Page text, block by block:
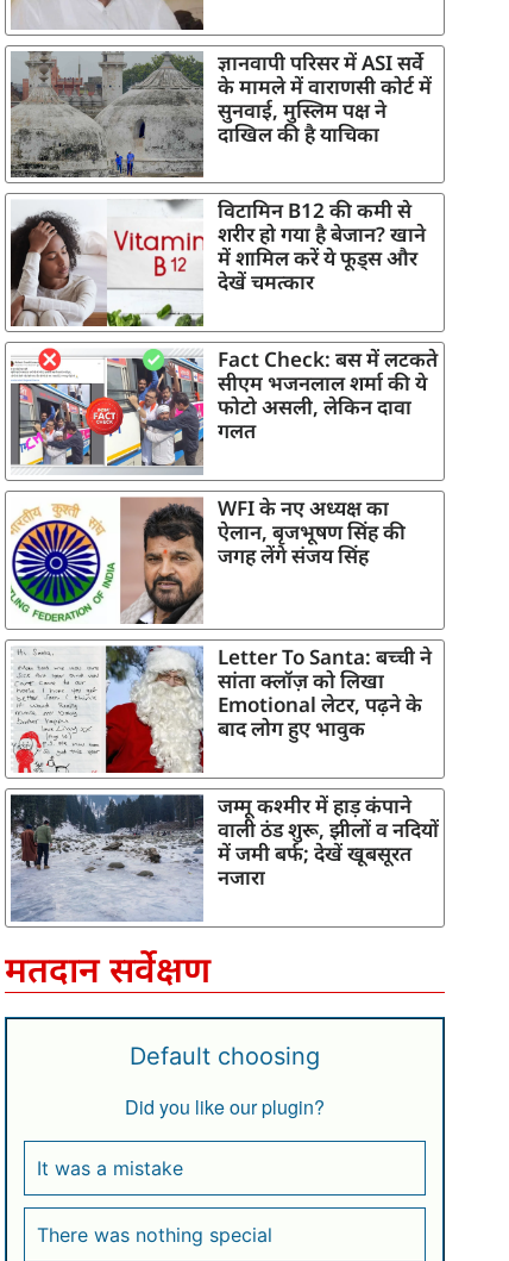
ज्ञानवापी परिसर में ASI सर्वे
के मामले में वाराणसी कोर्ट में
सुनवाई, मुस्लिम पक्ष ने
दाखिल की है याचिका
विटामिन B12 की कमी से
शरीर हो गया है बेजान? खाने
में शामिल करें ये फूड्स और
देखें चमत्कार
Fact Check: बस में लटकते
सीएम भजनलाल शर्मा की ये
फोटो असली, लेकिन दावा
गलत
WFI के नए अध्यक्ष का
ऐलान, बृजभूषण सिंह की
जगह लेंगे संजय सिंह
Letter To Santa: बच्ची ने
सांता क्लॉज़ को लिखा
Emotional लेटर, पढ़ने के
बाद लोग हुए भावुक
जम्मू कश्मीर में हाड़ कंपाने
वाली ठंड शुरू, झीलों व नदियों
में जमी बर्फ; देखें खूबसूरत
नजारा
मतदान सर्वेक्षण
Default choosing
Did you like our plugin?
It was a mistake
There was nothing special